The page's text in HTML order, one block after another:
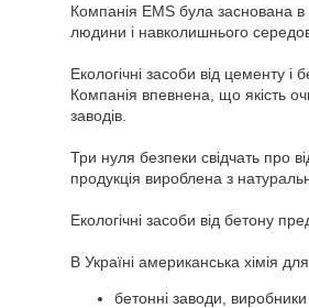
Компанія EMS була заснована
людини і навколишнього
Екологічні засоби від цементу
Компанія впевнена, що якість
заводів.
Три нуля безпеки свідчать про
продукція вироблена з
Екологічні засоби від бетону
В Україні американська хімія
бетонні заводи,